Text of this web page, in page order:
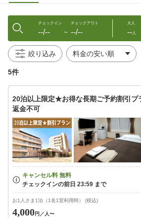
チェックイン
--/-- 〜
チェックアウト
--/--
大人
--人
絞り込み
5件
20泊以上限定★お得な長期ご予約割引
返金不可
お1人さま1泊（1名1室利用時） (税込)
4,000円 ／人〜